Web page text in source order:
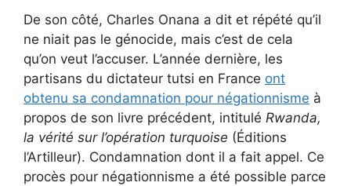
De son côté, Charles Onana a dit et répété qu’il
ne niait pas le génocide, mais c’est de cela
qu’on veut l’accuser. L’année dernière, les
partisans du dictateur tutsi en France ont
obtenu sa condamnation pour négationnisme à
propos de son livre précédent, intitulé Rwanda,
la vérité sur l’opération turquoise (Éditions
l’Artilleur). Condamnation dont il a fait appel. Ce
procès pour négationnisme a été possible parce